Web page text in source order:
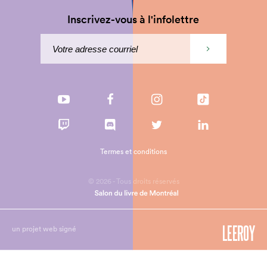
Inscrivez-vous à l'infolettre
© 2026 - Tous droits réservés
Termes et conditions
un projet web signé